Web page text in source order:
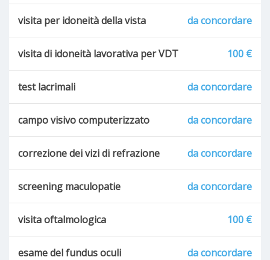
visita per idoneità della vista da concordare
visita di idoneità lavorativa per VDT 100 €
test lacrimali da concordare
campo visivo computerizzato da concordare
correzione dei vizi di refrazione da concordare
screening maculopatie da concordare
visita oftalmologica 100 €
esame del fundus oculi da concordare